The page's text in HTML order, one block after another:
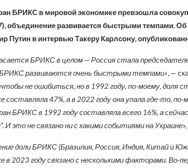
БРИКС в мировой экономике превзошла
объединение развивается быстрыми темпами.
Путин в интервью Такеру Карлсону,
БРИКС в целом — Россия стала
развиваются очень быстрыми темпами», —
не ошибиться, но в 1992 году, по-моему, доля
составляла 47%, а в 2022 году она упала где-то,
БРИКС в 1992 году составляла всего 16%, а
И это не связано ни с какими событиями на Украине»,
доли БРИКС (Бразилия, Россия, Индия, Китай и
в 2023 году связано с несколькими факторами. Во-